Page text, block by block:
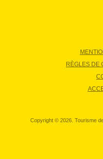
RÈGLES DE
Copyright © 2026. Tourisme